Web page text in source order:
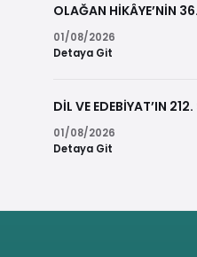
OLAĞAN HİKÂYE’NİN
01/08/2026
Detaya Git
DİL VE EDEBİYAT’IN
01/08/2026
Detaya Git